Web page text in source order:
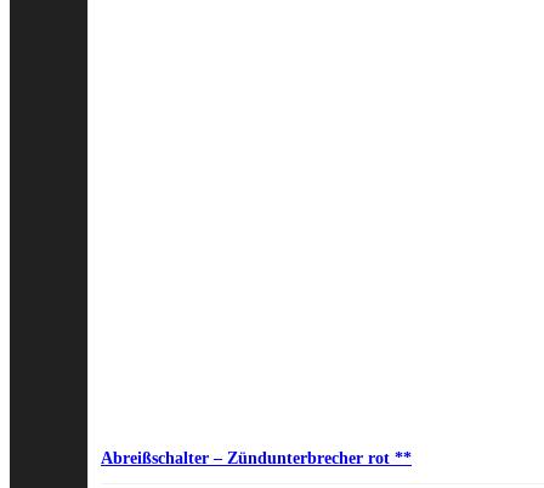
Abreißschalter – Zündunterbrecher rot **